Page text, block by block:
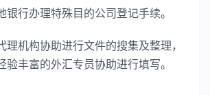
银行办理特殊目的公司登记手续。
理机构协助进行文件的搜集及整理，
验丰富的外汇专员协助进行填写。